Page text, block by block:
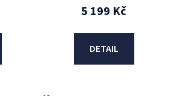
5 199 Kč
DETAIL